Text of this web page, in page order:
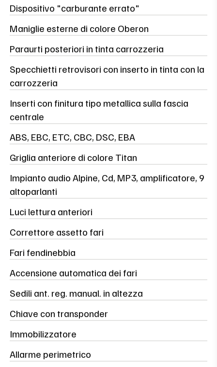
Dispositivo "carburante errato"
Maniglie esterne di colore Oberon
Paraurti posteriori in tinta carrozzeria
Specchietti retrovisori con inserto in tinta con la
carrozzeria
Inserti con finitura tipo metallica sulla fascia
centrale
ABS, EBC, ETC, CBC, DSC, EBA
Griglia anteriore di colore Titan
Impianto audio Alpine, Cd, MP3, amplificatore, 9
altoparlanti
Luci lettura anteriori
Correttore assetto fari
Fari fendinebbia
Accensione automatica dei fari
Sedili ant. reg. manual. in altezza
Chiave con transponder
Immobilizzatore
Allarme perimetrico